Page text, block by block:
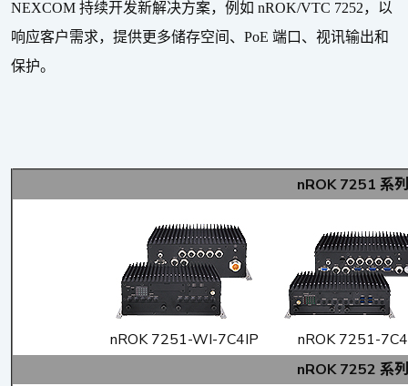
NEXCOM 持续开发新解决方案，例如 nROK/VTC 7252，以
响应客户需求，提供更多储存空间、 PoE 端口、视讯输出和
保护。
nROK 7251 系列
nROK 7251-WI-7C4IP
nROK 7251-7C4
nROK 7252 系列